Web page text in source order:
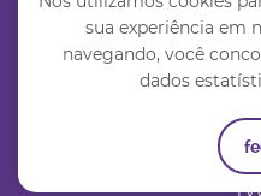
(11) 4810-6669
Copyright © 2026 | 2GO
CEP:01419-
sua experiência em
navegando, você
dados